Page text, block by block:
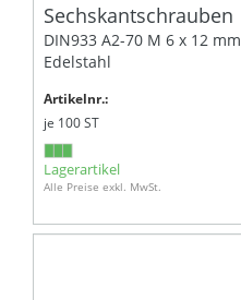
Sechskantschrauben
DIN933 A2-70 M 6 x 12 mm
Edelstahl
Artikelnr.:
je 100ST
Lagerartikel
Alle Preise exkl. MwSt.